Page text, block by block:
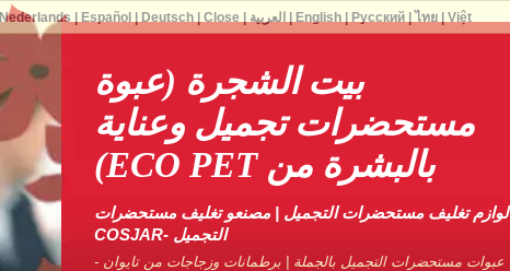
بيت الشجرة (عبوة
مستحضرات تجميل وعناية
بالبشرة من ECO PET)
لوازم تغليف مستحضرات التجميل | مصنعو تغليف مستحضرات
التجميل -COSJAR
عبوات مستحضرات التجميل بالجملة | برطمانات وزجاجات من تايوان -
English| Русский| ไทย| Việt العربية Nederlands Español Deutsch| Close